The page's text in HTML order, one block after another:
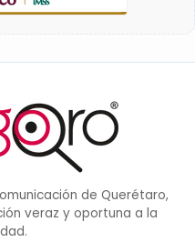
de Querétaro,
veraz y oportuna a la